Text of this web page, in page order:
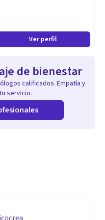
por la Universidad
(UNED).
Sistémica por el Centro de
Ver perfil
de bienestar
calificados. Empatía y
servicio.